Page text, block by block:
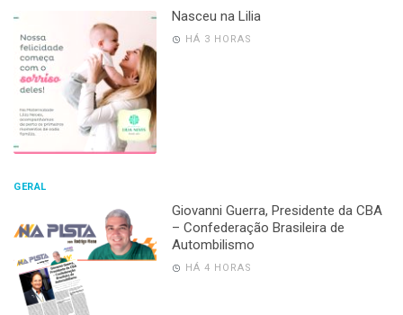
Nasceu na Lilia
HÁ 3 HORAS
GERAL
Giovanni Guerra, Presidente da CBA
– Confederação Brasileira de
Autombilismo
HÁ 4 HORAS